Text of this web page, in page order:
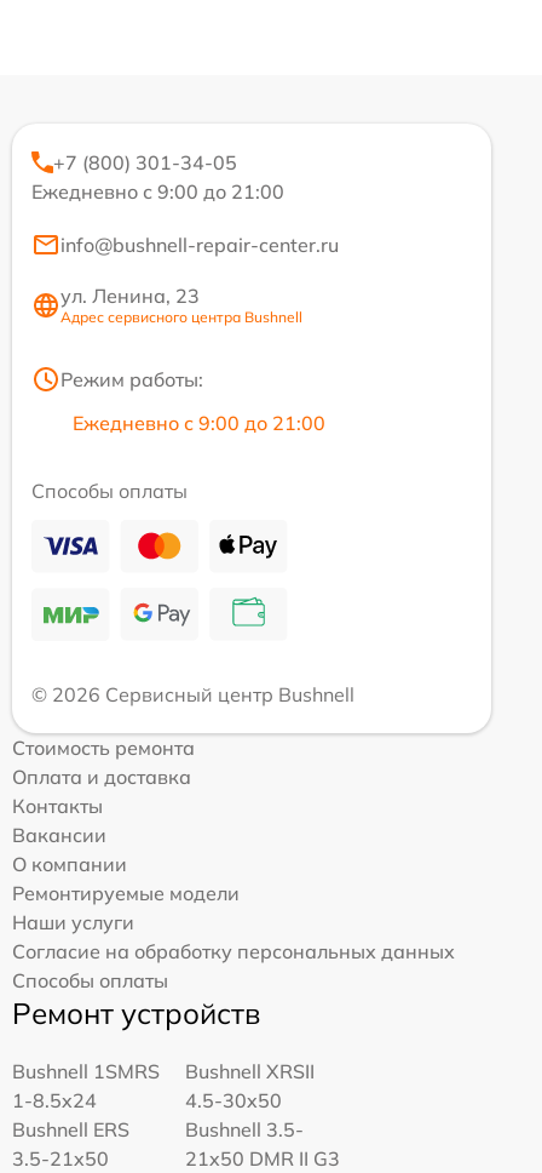
+7 (800) 301-34-05
Ежедневно с 9:00 до 21:00
info@bushnell-repair-center.ru
ул. Ленина, 23
Адрес сервисного центра Bushnell
Режим работы:
Ежедневно с 9:00 до 21:00
Способы оплаты
© 2026 Сервисный центр Bushnell
Стоимость ремонта
Оплата и доставка
Контакты
Вакансии
О компании
Ремонтируемые модели
Наши услуги
Согласие на обработку персональных данных
Способы оплаты
Ремонт устройств
Bushnell 1SMRS
1-8.5x24
Bushnell XRSII
4.5-30x50
Bushnell ERS
3.5-21x50
Bushnell 3.5-
21x50 DMR II G3